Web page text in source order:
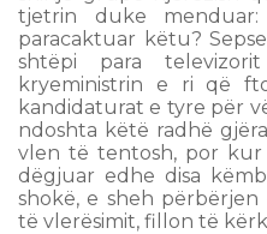
tjetrin duke
paracaktuar këtu?
shtëpi para
kryeministrin e ri që
kandidaturat e tyre për
ndoshta këtë radhë
vlen të tentosh, por
dëgjuar edhe disa
shokë, e sheh
të vlerësimit, fillon të